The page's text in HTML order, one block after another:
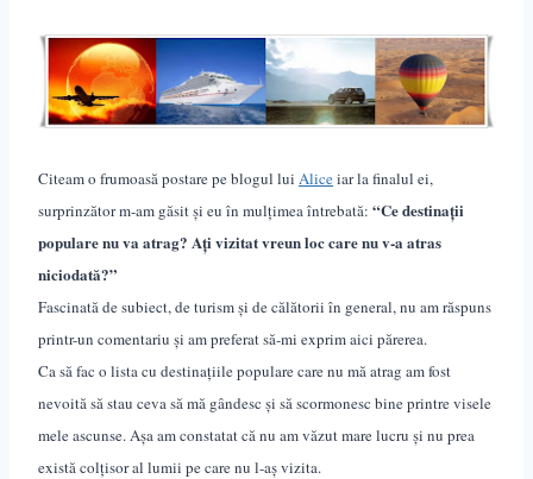
Citeam o frumoasă postare pe blogul lui Aliceiar la finalul ei,
surprinzător m-am găsit și eu în mulțimea întrebată: “Ce destinații
populare nu va atrag? Ați vizitat vreun loc care nu v-a atras
niciodată?”
Fascinată de subiect, de turism și de călătorii în general, nu am răspuns
printr-un comentariu și am preferat să-mi exprim aici părerea.
Ca să fac o lista cu destinațiile populare care nu mă atrag am fost
nevoită să stau ceva să mă gândesc și să scormonesc bine printre visele
mele ascunse. Așa am constatat că nu am văzut mare lucru și nu prea
există colțisor al lumii pe care nu l-aș vizita.